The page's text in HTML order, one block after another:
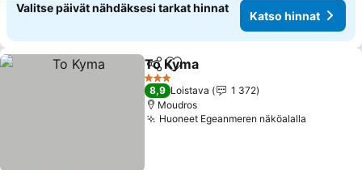
Valitse päivät nähdäksesi tarkat hinnat
Katso hinnat
Jaa Lisää suosikkeihin
To Kyma
3 Tähtiluokitus
8,9 Loistava
1 372
Moudros
Huoneet Egeanmeren näköalalla